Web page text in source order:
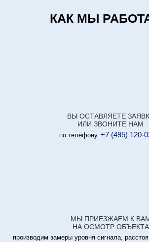
КАК МЫ
ВЫ ОСТАВЛЯЕТЕ
ИЛИ ЗВОНИТЕ НАМ
по телефону +7 (495) 120-
МЫ ПРИЕЗЖАЕМ К
НА ОСМОТР ОБЪЕКТА
производим замеры уровня сигнала,